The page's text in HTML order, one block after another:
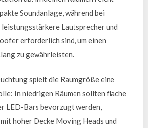
Soundanlage, während bei
Lautsprecher und
erforderlich sind, um einen
zu gewährleisten.
spielt die Raumgröße eine
In niedrigen Räumen sollten flache
LED-Bars bevorzugt werden,
hoher Decke Moving Heads und